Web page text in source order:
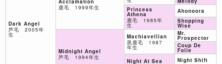
Dark Angel
芦毛 2005年
生
Acclamation
鹿毛 1999年生
Midnight Angel
芦毛 1994年生
Princess
Athena
鹿毛 1985年
生
Machiavellian
黒鹿毛 1987
年生
Night At Sea
Ahonoora
Shopping
Wise
Mr.
Prospector
Coup De
Folie
Night Shift